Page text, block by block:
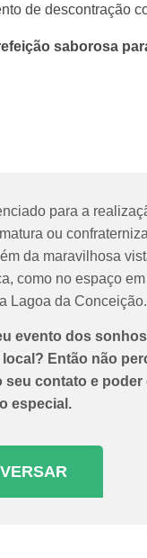
de descontração
saborosa
para a
ou
da maravilhosa
como no espaço
Lagoa da Conceição.
evento dos
Então não
seu contato e
especial.